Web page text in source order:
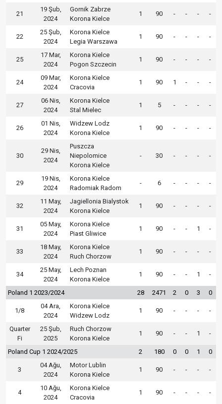
21
19 Şub,
2024
Gornik Zabrze
Korona Kielce
1 90 - - - -
22
25 Şub,
2024
Korona Kielce
Legia Warszawa
1 90 - - - -
25
17 Mar,
2024
Korona Kielce
Pogon Szczecin
1 90 - - - -
24
09 Mar,
2024
Korona Kielce
Cracovia
1 90 1 - - -
27
06 Nis,
2024
Korona Kielce
Stal Mielec
1 5 - - - -
26
01 Nis,
2024
Widzew Lodz
Korona Kielce
1 90 - - - -
30
29 Nis,
2024
Puszcza
Niepolomice
Korona Kielce
- 30 - - - -
29
19 Nis,
2024
Korona Kielce
Radomiak Radom
- 6 - - - -
32
11 May,
2024
Jagiellonia Bialystok
Korona Kielce
1 90 - - - -
31
05 May,
2024
Korona Kielce
Piast Gliwice
1 90 - - 1 -
33
18 May,
2024
Korona Kielce
Ruch Chorzow
1 90 - - - -
34
25 May,
2024
Lech Poznan
Korona Kielce
1 90 - - 1 -
Poland 1 2023/2024 28 2471 2 0 3 0
1/8
04 Ara,
2024
Korona Kielce
Widzew Lodz
1 90 - - - -
Quarter
Fi
25 Şub,
2025
Ruch Chorzow
Korona Kielce
1 90 - - 1 -
Poland Cup 1 2024/2025 2 180 0 0 1 0
3
04 Ağu,
2024
Motor Lublin
Korona Kielce
1 90 - - - -
4
10 Ağu,
2024
Korona Kielce
Cracovia
1 90 - - - -